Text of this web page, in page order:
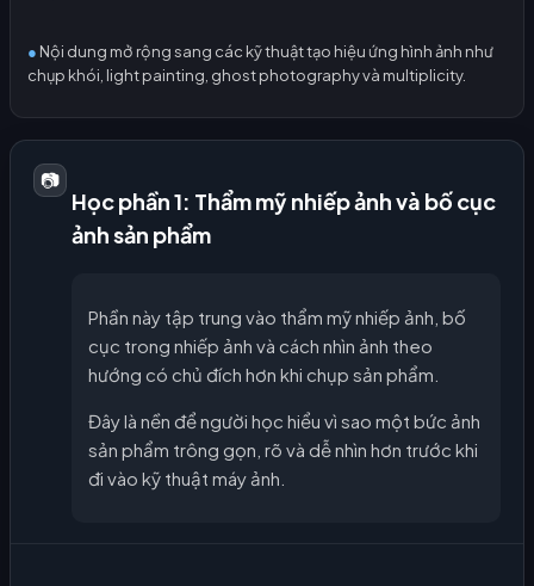
● Nội dung mở rộng sang các kỹ thuật tạo hiệu ứng hình ảnh như
chụp khói, light painting, ghost photography và multiplicity.
📷
Học phần 1: Thẩm mỹ nhiếp ảnh và bố cục
ảnh sản phẩm
Phần này tập trung vào thẩm mỹ nhiếp ảnh, bố
cục trong nhiếp ảnh và cách nhìn ảnh theo
hướng có chủ đích hơn khi chụp sản phẩm.
Đây là nền để người học hiểu vì sao một bức ảnh
sản phẩm trông gọn, rõ và dễ nhìn hơn trước khi
đi vào kỹ thuật máy ảnh.